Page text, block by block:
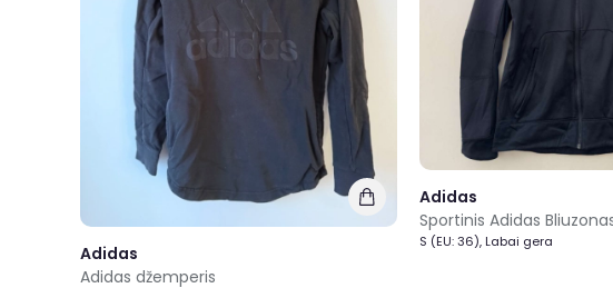
Adidas
Adidas džemperis
Adidas
Sportinis Adidas
S (EU: 36), Labai gera